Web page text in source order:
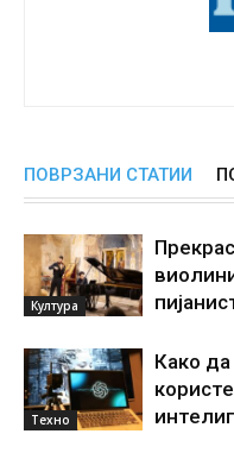
ПОВРЗАНИ СТАТИИ
Култура
Техно
Како